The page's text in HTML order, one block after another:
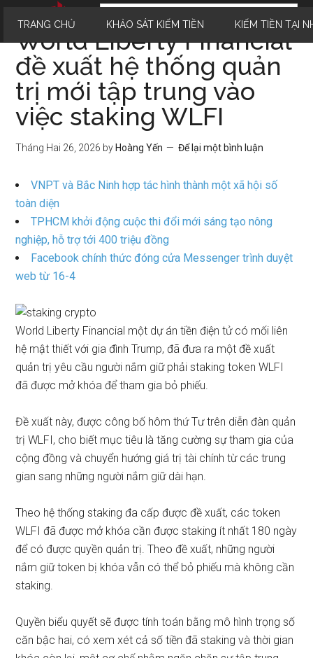
TRANG CHỦ KHẢO SÁT KIẾM TIỀN KIẾM TIỀN TẠI
World Liberty Financial
đề xuất hệ thống quản
trị mới tập trung vào
việc staking WLFI
Tháng Hai 26, 2026 by Hoàng Yến Để lại một bình luận
VNPT và Bắc Ninh hợp tác hình thành một xã hội số
toàn diện
TPHCM khởi động cuộc thi đổi mới sáng tạo nông
nghiệp, hỗ trợ tới 400 triệu đồng
Facebook chính thức đóng cửa Messenger trình duyệt
web từ 16-4
World Liberty Financial một dự án tiền điện tử có mối liên
hệ mật thiết với gia đình Trump, đã đưa ra một đề xuất
quản trị yêu cầu người nắm giữ phải staking token WLFI
đã được mở khóa để tham gia bỏ phiếu.
Đề xuất này, được công bố hôm thứ Tư trên diễn đàn quản
trị WLFI, cho biết mục tiêu là tăng cường sự tham gia của
cộng đồng và chuyển hướng giá trị tài chính từ các trung
gian sang những người nắm giữ dài hạn.
Theo hệ thống staking đa cấp được đề xuất, các token
WLFI đã được mở khóa cần được staking ít nhất 180 ngày
để có được quyền quản trị. Theo đề xuất, những người
nắm giữ token bị khóa vẫn có thể bỏ phiếu mà không cần
staking.
Quyền biểu quyết sẽ được tính toán bằng mô hình trọng số
căn bậc hai, có xem xét cả số tiền đã staking và thời gian